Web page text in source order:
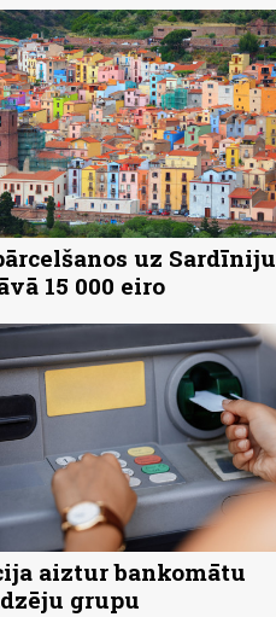
uz Sardīniju
15 000 eiro
aiztur bankomātu
grupu